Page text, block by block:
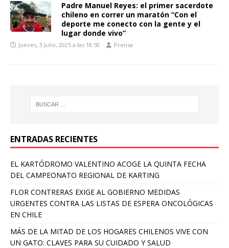
Padre Manuel Reyes: el primer sacerdote
chileno en correr un maratón “Con el
deporte me conecto con la gente y el
lugar donde vivo”
Jueves, 3 Julio, 2025 a las 18:50 Prensa
ENTRADAS RECIENTES
EL KARTÓDROMO VALENTINO ACOGE LA QUINTA FECHA
DEL CAMPEONATO REGIONAL DE KARTING
FLOR CONTRERAS EXIGE AL GOBIERNO MEDIDAS
URGENTES CONTRA LAS LISTAS DE ESPERA ONCOLÓGICAS
EN CHILE
MÁS DE LA MITAD DE LOS HOGARES CHILENOS VIVE CON
UN GATO: CLAVES PARA SU CUIDADO Y SALUD